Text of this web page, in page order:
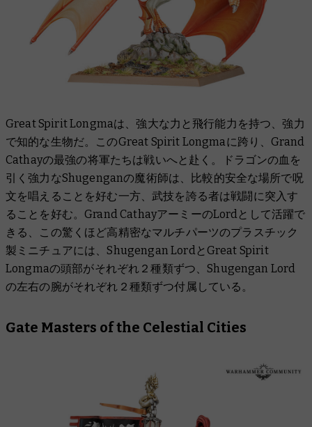
Great Spirit Longmaは、強大な力と飛行能力を持つ、強力
で知的な生物だ。このGreat Spirit Longmaに跨り、Grand
Cathayの最強の将軍たちは戦いへと赴く。ドラゴンの血を
引く強力なShugenganの魔術師は、比較的安全な場所で呪
文を唱えることを好む一方、武技を誇る者は戦闘に突入す
ることを好む。Grand CathayアーミーのLordとして活躍で
きる、この驚くほど高精密なマルチパーツのプラスチック
製ミニチュアには、Shugengan LordとGreat Spirit
Longmaの頭部がそれぞれ２種類ずつ、Shugengan Lord
の左右の腕がそれぞれ２種類ずつ付属している。
Gate Masters of the Celestial Cities